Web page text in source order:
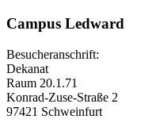
Campus Ledward
Besucheranschrift:
Dekanat
Raum 20.1.71
Konrad-Zuse-Straße 2
97421 Schweinfurt